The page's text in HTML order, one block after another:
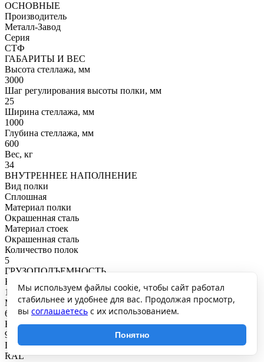
ОСНОВНЫЕ
Производитель
Металл-Завод
Серия
СТФ
ГАБАРИТЫ И ВЕС
Высота стеллажа, мм
3000
Шаг регулирования высоты полки, мм
25
Ширина стеллажа, мм
1000
Глубина стеллажа, мм
600
Вес, кг
34
ВНУТРЕННЕЕ НАПОЛНЕНИЕ
Вид полки
Сплошная
Материал полки
Окрашенная сталь
Материал стоек
Окрашенная сталь
Количество полок
5
ГРУЗОПОДЪЕМНОСТЬ
Нагрузка на полку, кг
125
Максимальная общая нагрузка, кг
625
Нагрузка на секцию, кг
900
ПОКРЫТИЕ И ЦВЕТ
RAL
Мы используем файлы cookie, чтобы сайт работал
стабильнее и удобнее для вас. Продолжая просмотр,
вы соглашаетесь с их использованием.
Понятно